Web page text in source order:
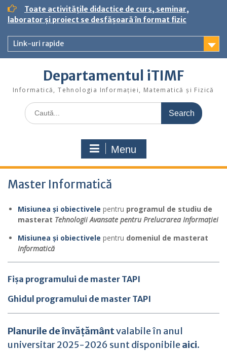
o
Toate activitățile didactice de curs, seminar,
laborator și proiect se desfășoară în format fizic
Link-uri rapide
Departamentul iTIMF
Informatică, Tehnologia Informației, Matematică și Fizică
S
e
f
o
Menu
Master Informatică
Misiunea și obiectivele pentru programul de studiu de
masterat Tehnologii Avansate pentru Prelucrarea Informației
Misiunea și obiectivele pentru domeniul de masterat
Informatică
Fișa programului de master TAPI
Ghidul programului de master TAPI
Planurile de învățământvalabile în anul
universitar 2025-2026 sunt disponibile aici.